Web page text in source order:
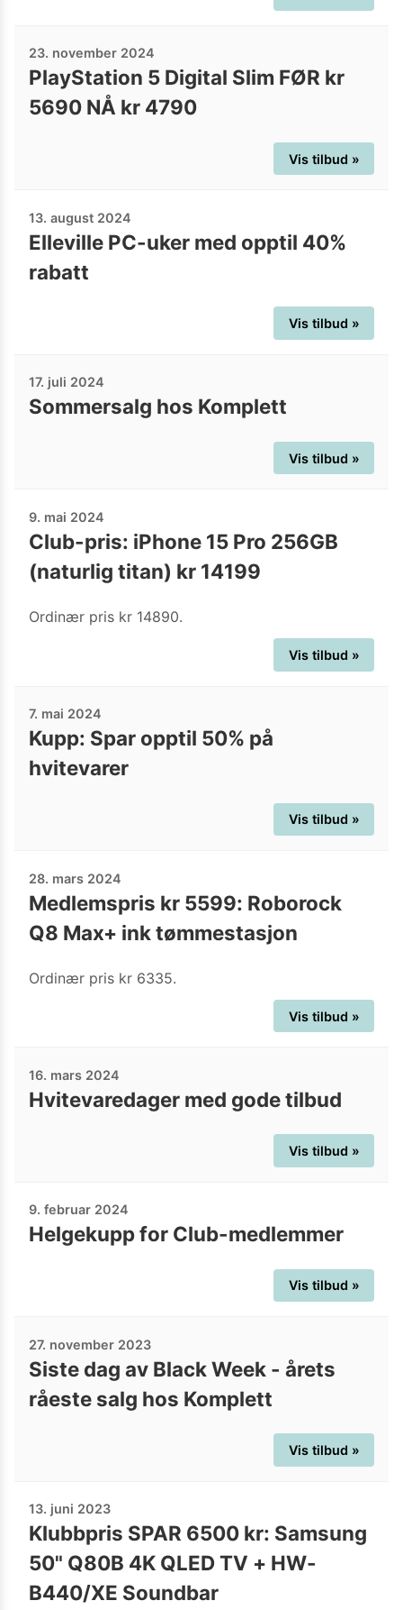
23. november 2024
PlayStation 5 Digital Slim FØR kr
5690 NÅ kr 4790
Vis tilbud »
13. august 2024
Elleville PC-uker med opptil 40%
rabatt
Vis tilbud »
17. juli 2024
Sommersalg hos Komplett
Vis tilbud »
9. mai 2024
Club-pris: iPhone 15 Pro 256GB
(naturlig titan) kr 14199
Ordinær pris kr 14890.
Vis tilbud »
7. mai 2024
Kupp: Spar opptil 50% på
hvitevarer
Vis tilbud »
28. mars 2024
Medlemspris kr 5599: Roborock
Q8 Max+ ink tømmestasjon
Ordinær pris kr 6335.
Vis tilbud »
16. mars 2024
Hvitevaredager med gode tilbud
Vis tilbud »
9. februar 2024
Helgekupp for Club-medlemmer
Vis tilbud »
27. november 2023
Siste dag av Black Week - årets
råeste salg hos Komplett
Vis tilbud »
13. juni 2023
Klubbpris SPAR 6500 kr: Samsung
50" Q80B 4K QLED TV + HW-
B440/XE Soundbar